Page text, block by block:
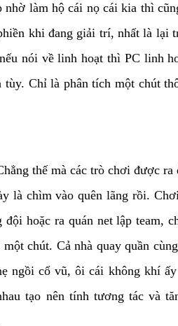
làm hộ cái nọ cái kia thì
khi đang giải trí, nhất là lại
nói về linh hoạt thì PC linh
tùy. Chỉ là phân tích một chút
thế mà các trò chơi được ra
là chìm vào quên lãng rồi.
hoặc ra quán net lập team,
chút. Cả nhà quay quần
ngồi cổ vũ, ôi cái không khí
tạo nên tính tương tác và